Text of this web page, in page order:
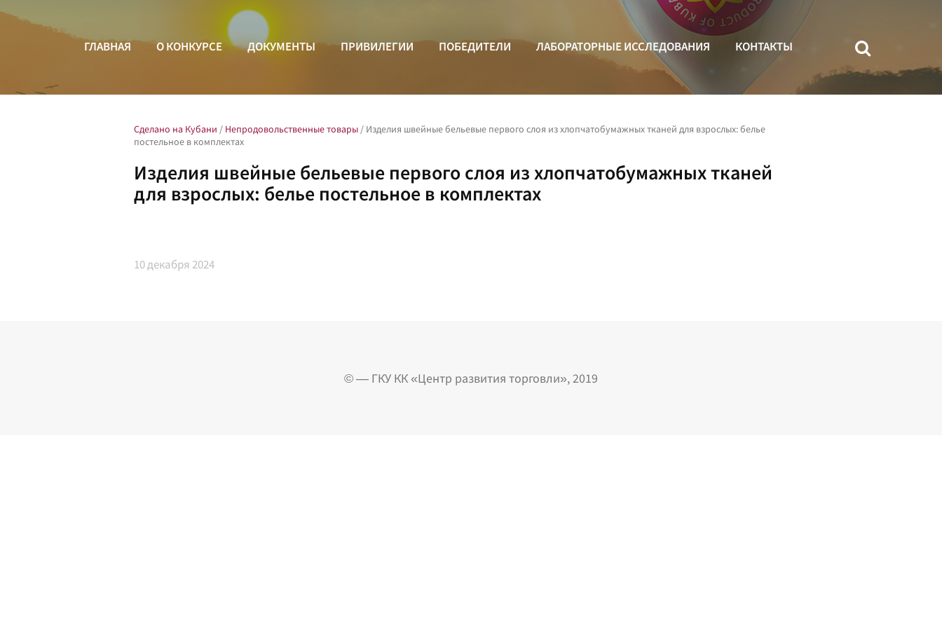
ГЛАВНАЯ О КОНКУРСЕ ДОКУМЕНТЫ ПРИВИЛЕГИИ ПОБЕДИТЕЛИ ЛАБОРАТОРНЫЕ ИССЛЕДОВАНИЯ КОНТАКТЫ
Сделано на Кубани / Непродовольственные товары / Изделия швейные бельевые первого слоя из хлопчатобумажных тканей для взрослых: белье
постельное в комплектах
Изделия швейные бельевые первого слоя из хлопчатобумажных тканей
для взрослых: белье постельное в комплектах
10декабря 2024
© — ГКУ КК «Центр развития торговли», 2019